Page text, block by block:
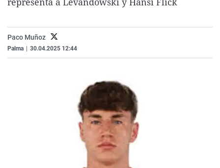
La rosa de los vientos
Gente viajera
Caso
Retornados
Operación Viuda
Extremadura
Galicia
Navarra
Virales
Televisión
Paco Muñoz
Palma 30.04.2025 12:44